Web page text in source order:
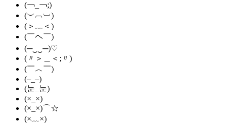
(￢_￢;)
(︶︹︺)
(＞﹏＜)
(￣ヘ￣)
(─‿‿─)♡
(〃＞＿＜;〃)
(￣︿￣)
(–_–)
(눈_눈)
(×_×)
(×_×)⌒☆
(×﹏×)